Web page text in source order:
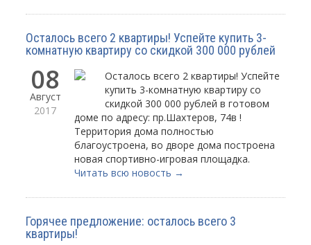
Осталось всего 2 квартиры! Успейте купить 3-
комнатную квартиру со скидкой 300 000 рублей
08
Август
2017
Осталось всего 2 квартиры! Успейте
купить 3-комнатную квартиру со
скидкой 300 000 рублей в готовом
доме по адресу: пр.Шахтеров, 74в !
Территория дома полностью
благоустроена, во дворе дома построена
новая спортивно-игровая площадка.
Читать всю новость →
Горячее предложение: осталось всего 3
квартиры!